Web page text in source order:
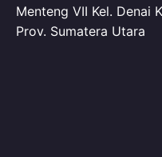
Menteng VII Kel. Denai
Prov. Sumatera Utara